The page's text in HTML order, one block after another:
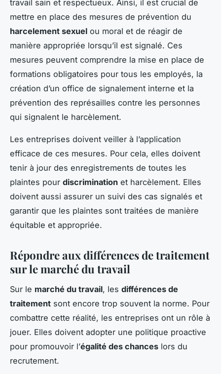
travail sain et respectueux. Ainsi, il est crucial de
mettre en place des mesures de prévention du
harcelement sexuel ou moral et de réagir de
manière appropriée lorsqu’il est signalé. Ces
mesures peuvent comprendre la mise en place de
formations obligatoires pour tous les employés, la
création d’un office de signalement interne et la
prévention des représailles contre les personnes
qui signalent le harcèlement.
Les entreprises doivent veiller à l’application
efficace de ces mesures. Pour cela, elles doivent
tenir à jour des enregistrements de toutes les
plaintes pour discrimination et harcèlement. Elles
doivent aussi assurer un suivi des cas signalés et
garantir que les plaintes sont traitées de manière
équitable et appropriée.
Répondre aux différences de traitement
sur le marché du travail
Sur le marché du travail, les différences de
traitement sont encore trop souvent la norme. Pour
combattre cette réalité, les entreprises ont un rôle à
jouer. Elles doivent adopter une politique proactive
pour promouvoir l’égalité des chances lors du
recrutement.